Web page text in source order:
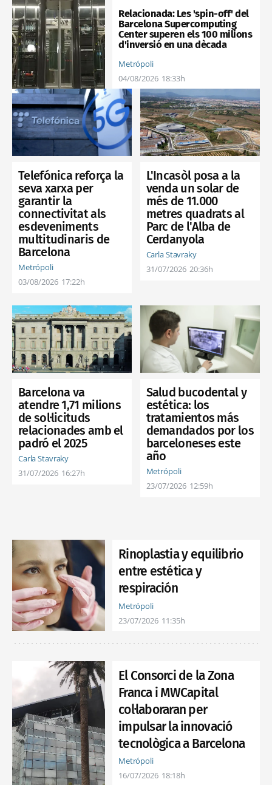
Relacionada: Les 'spin-off' del
Barcelona Supercomputing
Center superen els 100 milions
d'inversió en una dècada
Metrópoli
04/08/2026 18:33h
Telefónica reforça la
seva xarxa per
garantir la
connectivitat als
esdeveniments
multitudinaris de
Barcelona
Metrópoli
03/08/2026 17:22h
L'Incasòl posa a la
venda un solar de
més de 11.000
metres quadrats al
Parc de l'Alba de
Cerdanyola
Carla Stavraky
31/07/2026 20:36h
Barcelona va
atendre 1,71 milions
de sol·licituds
relacionades amb el
padró el 2025
Carla Stavraky
31/07/2026 16:27h
Salud bucodental y
estética: los
tratamientos más
demandados por los
barceloneses este
año
Metrópoli
23/07/2026 12:59h
Rinoplastia y equilibrio
entre estética y
respiración
Metrópoli
23/07/2026 11:35h
El Consorci de la Zona
Franca i MWCapital
col·laboraran per
impulsar la innovació
tecnològica a Barcelona
Metrópoli
16/07/2026 18:18h